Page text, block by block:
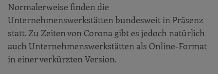
Normalerweise finden die
Unternehmenswerkstätten bundesweit in Präsenz
statt. Zu Zeiten von Corona gibt es jedoch natürlich
auch Unternehmenswerkstätten als Online-Format
in einer verkürzten Version.